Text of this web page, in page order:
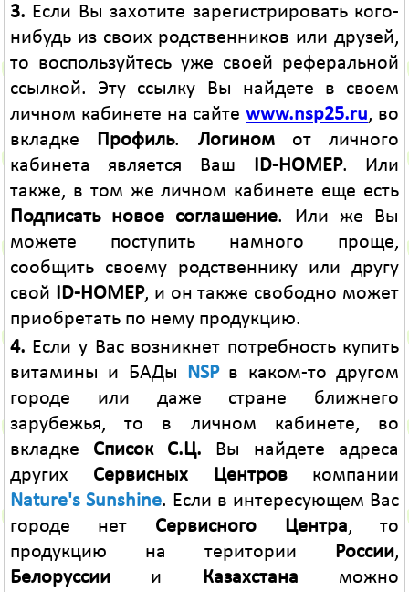
3. Если Вы захотите зарегистрировать кого-
нибудь из своих родственников или друзей,
то воспользуйтесь уже своей реферальной
ссылкой. Эту ссылку Вы найдете в своем
личном кабинете на сайтеwww.nsp25.ru, во
вкладке Профиль. Логиномот личного
кабинета является Ваш ID-НОМЕР. Или
также, в том же личном кабинете еще есть
Подписать новое соглашение. Или же Вы
можете поступить намного проще,
сообщить своему родственнику или другу
свой ID-НОМЕР, и он также свободно может
приобретать по нему продукцию.
4. Если у Вас возникнет потребность купить
витамины и БАДы NSPв каком-то другом
городе или даже стране ближнего
зарубежья, то в личном кабинете, во
вкладке Список С.Ц. Вы найдете адреса
других Сервисных Центровкомпании
Nature's Sunshine. Если в интересующем Вас
городе нет Сервисного Центра, то
продукцию на територии России,
Белоруссиии Казахстана можно